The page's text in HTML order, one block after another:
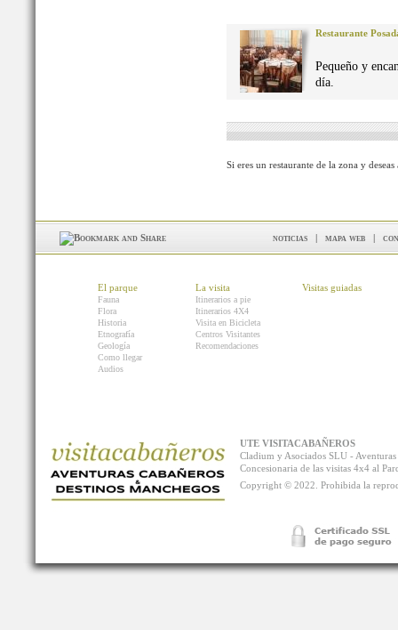
Restaurante
Pequeño y
día.
Si eres un restaurante de la zona y
noticias | mapa web |
El parque
Fauna
Flora
Historia
Etnografía
Geología
Como llegar
Audios
La visita
Itinerarios a pie
Itinerarios 4X4
Visita en Bicicleta
Centros Visitantes
Recomendaciones
Visitas guiadas
UTE VISITACABAÑEROS
Cladium y Asociados SLU -
Concesionaria de las visitas 4x4 al
Copyright © 2022. Prohibida la